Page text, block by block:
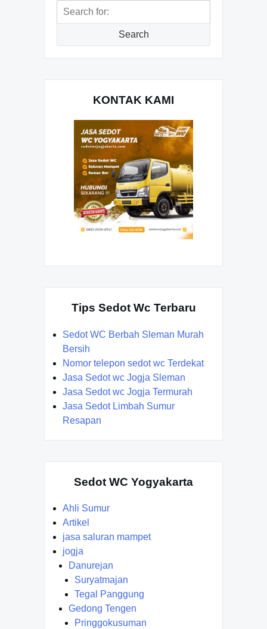
Search
Search
KONTAK KAMI
Tips Sedot Wc Terbaru
Sedot WC Berbah Sleman Murah
Bersih
Nomor telepon sedot wc Terdekat
Jasa Sedot wc Jogja Sleman
Jasa Sedot wc Jogja Termurah
Jasa Sedot Limbah Sumur
Resapan
Sedot WC Yogyakarta
Ahli Sumur
Artikel
jasa saluran mampet
jogja
Danurejan
Suryatmajan
Tegal Panggung
Gedong Tengen
Pringgokusuman